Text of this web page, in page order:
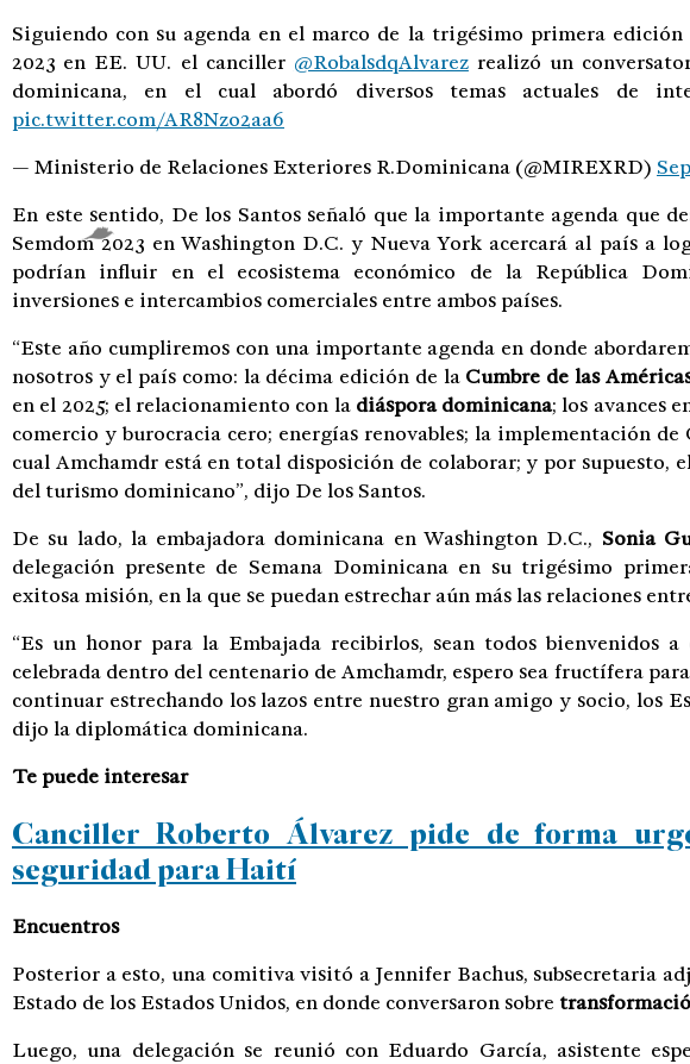
Siguiendo con su agenda en el marco de la trigésimo primera edición
2023 en EE. UU. el canciller @RobalsdqAlvarezrealizó un
dominicana, en el cual abordó diversos temas actuales de
pic.twitter.com/AR8Nzo2aa6
— Ministerio de Relaciones Exteriores R.Dominicana (@MIREXRD)
En este sentido, De los Santos señaló que la importante agenda que
Semdom 2023 en Washington D.C. y Nueva York acercará al país a
podrían influir en el ecosistema económico de la República
inversiones e intercambios comerciales entre ambos países.
“Este año cumpliremos con una importante agenda en donde
nosotros y el país como: la décima edición de la Cumbre de las
en el 2025; el relacionamiento con la diáspora dominicana; los avances
comercio y burocracia cero; energías renovables; la implementación
cual Amchamdr está en total disposición de colaborar; y por supuesto,
del turismo dominicano”, dijo De los Santos.
De su lado, la embajadora dominicana en Washington D.C., Sonia
delegación presente de Semana Dominicana en su trigésimo
exitosa misión, en la que se puedan estrechar aún más las relaciones
“Es un honor para la Embajada recibirlos, sean todos bienvenidos a
celebrada dentro del centenario de Amchamdr, espero sea fructífera
continuar estrechando los lazos entre nuestro gran amigo y socio, los
dijo la diplomática dominicana.
Te puede interesar
Canciller Roberto Álvarez pide de forma
seguridad para Haití
Encuentros
Posterior a esto, una comitiva visitó a Jennifer Bachus, subsecretaria
Estado de los Estados Unidos, en donde conversaron sobre
Luego, una delegación se reunió con Eduardo García, asistente